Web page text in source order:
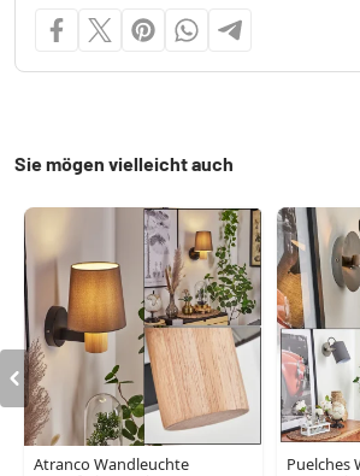
Sie mögen vielleicht auch
Atranco Wandleuchte
Puelches